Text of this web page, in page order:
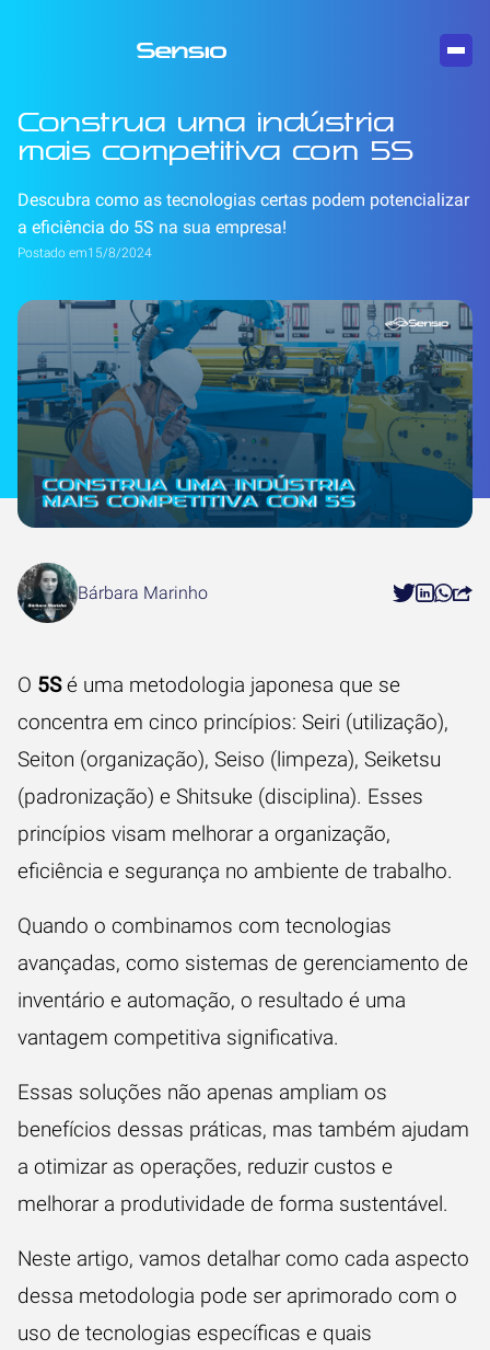
Construa uma indústria
mais competitiva com 5S
Descubra como as tecnologias certas podem potencializar
a eficiência do 5S na sua empresa!
Postado em15/8/2024
Bárbara Marinho
O 5Sé uma metodologia japonesa que se
concentra em cinco princípios: Seiri (utilização),
Seiton (organização), Seiso (limpeza), Seiketsu
(padronização) e Shitsuke (disciplina). Esses
princípios visam melhorar a organização,
eficiência e segurança no ambiente de trabalho.
Quando o combinamos com tecnologias
avançadas, como sistemas de gerenciamento de
inventário e automação, o resultado é uma
vantagem competitiva significativa.
Essas soluções não apenas ampliam os
benefícios dessas práticas, mas também ajudam
a otimizar as operações, reduzir custos e
melhorar a produtividade de forma sustentável.
Neste artigo, vamos detalhar como cada aspecto
dessa metodologia pode ser aprimorado com o
uso de tecnologias específicas e quais